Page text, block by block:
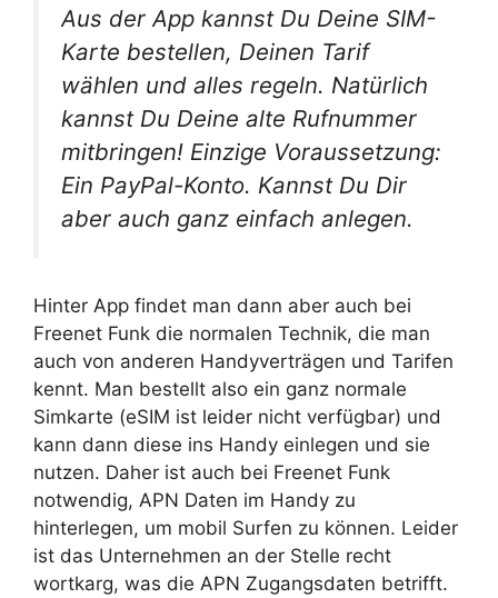
Aus der App kannst Du Deine SIM-
Karte bestellen, Deinen Tarif
wählen und alles regeln. Natürlich
kannst Du Deine alte Rufnummer
mitbringen! Einzige Voraussetzung:
Ein PayPal-Konto. Kannst Du Dir
aber auch ganz einfach anlegen.
Hinter App findet man dann aber auch bei
Freenet Funk die normalen Technik, die man
auch von anderen Handyverträgen und Tarifen
kennt. Man bestellt also ein ganz normale
Simkarte (eSIM ist leider nicht verfügbar) und
kann dann diese ins Handy einlegen und sie
nutzen. Daher ist auch bei Freenet Funk
notwendig, APN Daten im Handy zu
hinterlegen, um mobil Surfen zu können. Leider
ist das Unternehmen an der Stelle recht
wortkarg, was die APN Zugangsdaten betrifft.